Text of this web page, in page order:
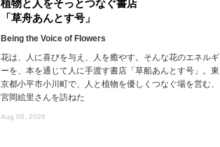
植物と人をそっとつなぐ書店
「草舟あんとす号」
Being the Voice of Flowers
花は、人に喜びを与え、人を癒やす。そんな花のエネルギ
ーを、本を通じて人に手渡す書店「草船あんとす号」。東
京都小平市小川町で、人と植物を優しくつなぐ場を営む、
宮岡絵里さんを訪ねた
Aug 06, 2026